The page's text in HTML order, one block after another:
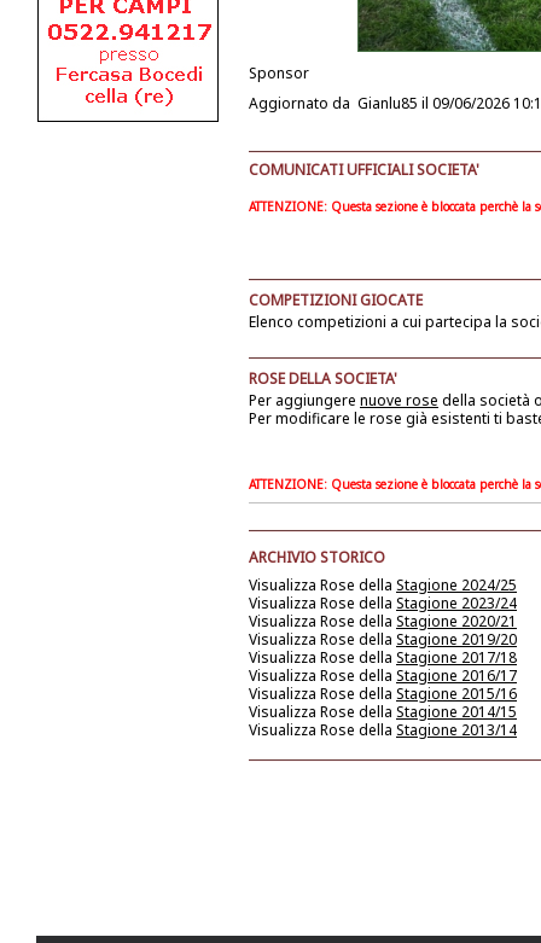
Sponsor
Aggiornato da Gianlu85 il 09/06/2026
COMUNICATI UFFICIALI SOCIETA'
ATTENZIONE: Questa sezione è bloccata perchè
COMPETIZIONI GIOCATE
Elenco competizioni a cui partecipa la
ROSE DELLA SOCIETA'
Per aggiungere nuove rose della società
Per modificare le rose già esistenti ti
ATTENZIONE: Questa sezione è bloccata perchè
ARCHIVIO STORICO
Visualizza Rose della Stagione 2024/25
Visualizza Rose della Stagione 2023/24
Visualizza Rose della Stagione 2020/21
Visualizza Rose della Stagione 2019/20
Visualizza Rose della Stagione 2017/18
Visualizza Rose della Stagione 2016/17
Visualizza Rose della Stagione 2015/16
Visualizza Rose della Stagione 2014/15
Visualizza Rose della Stagione 2013/14